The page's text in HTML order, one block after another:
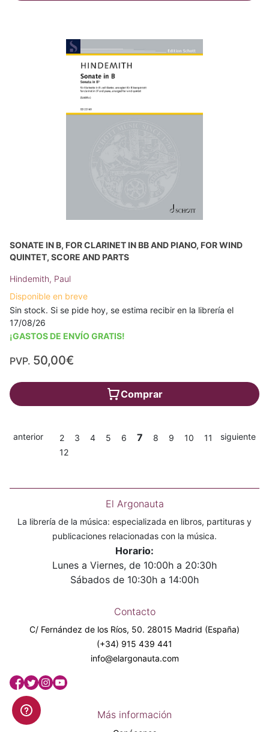
SONATE IN B, FOR CLARINET IN BB AND PIANO, FOR WIND
QUINTET, SCORE AND PARTS
Hindemith, Paul
Disponible en breve
Sin stock. Si se pide hoy, se estima recibir en la librería el
17/08/26
¡GASTOS DE ENVÍO GRATIS!
PVP. 50,00€
Comprar
anterior 2 3 4 5 6 7 8 9 10
11
12
siguiente
El Argonauta
La librería de la música: especializada en libros, partituras y
publicaciones relacionadas con la música.
Horario:
Lunes a Viernes, de 10:00h a 20:30h
Sábados de 10:30h a 14:00h
Contacto
C/ Fernández de los Ríos, 50. 28015 Madrid (España)
(+34) 915 439 441
info@elargonauta.com
Más información